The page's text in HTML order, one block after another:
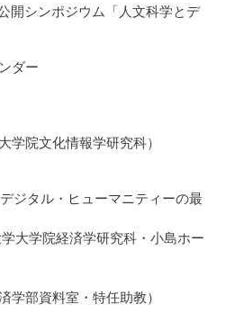
シンポジウム「人文科学とデ
ダー
院文化情報学研究科）
デジタル・ヒューマニティーの最
学大学院経済学研究科・小島ホー
部資料室・特任助教）